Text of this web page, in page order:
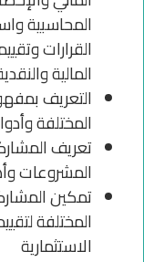
المحاسبية
القرارات
المالية
التعريف
المختلفة
تعريف
المشروعات
تمكين
المختلفة
الاستثمارية